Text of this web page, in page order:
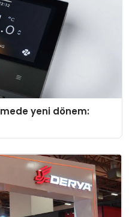
yeni dönem: